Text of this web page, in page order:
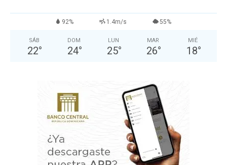
92% 1.4m/s 55%
SÁB
22°
DOM
24°
LUN
25°
MAR
26°
MIÉ
18°